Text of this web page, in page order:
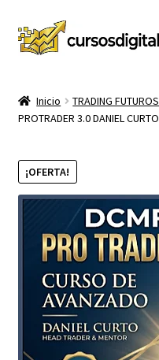
Ir
a
Ir
al
TIENDA
CURSOS
MEMBRESIA
MI CUENTA
CARRITO
CONTACTO
Inicio TRADING FUTUROS
PROTRADER 3.0 DANIEL CURTO
¡OFERTA!